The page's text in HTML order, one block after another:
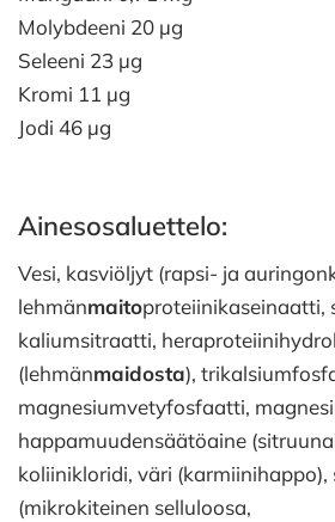
Molybdeeni 20 µg
Seleeni 23 µg
Kromi 11 µg
Jodi 46 µg
Ainesosaluettelo:
Vesi, kasviöljyt (rapsi- ja
lehmänmaitoproteiinikaseinaatti,
kaliumsitraatti,
(lehmänmaidosta),
magnesiumvetyfosfaatti,
happamuudensäätöaine
koliinikloridi, väri
(mikrokiteinen selluloosa,